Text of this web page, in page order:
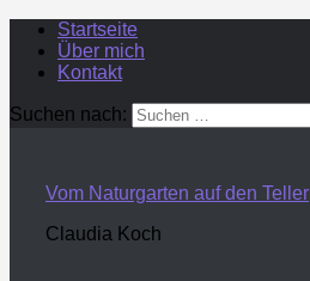
Startseite
Über mich
Kontakt
Suchen nach:
Vom Naturgarten auf den Teller
Claudia Koch